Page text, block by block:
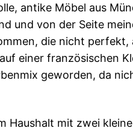
antike Möbel aus
und von der Seite
die nicht perfekt,
einer französischen
geworden, da
Haushalt mit zwei